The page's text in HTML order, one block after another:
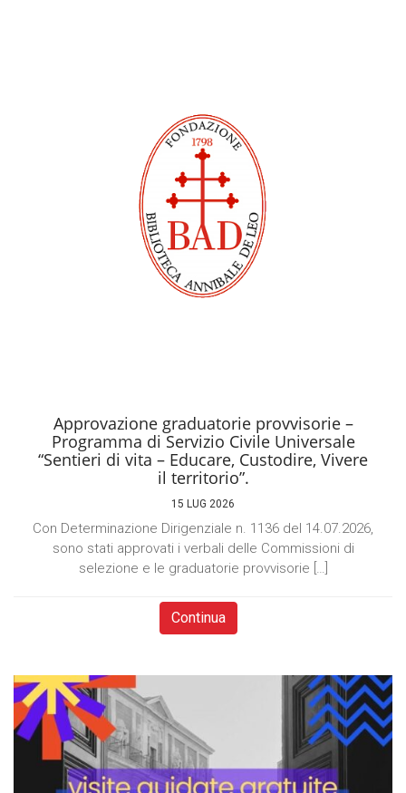
Approvazione graduatorie provvisorie –
Programma di Servizio Civile Universale
“Sentieri di vita – Educare, Custodire, Vivere
il territorio”.
15 LUG 2026
Con Determinazione Dirigenziale n. 1136 del 14.07.2026,
sono stati approvati i verbali delle Commissioni di
selezione e le graduatorie provvisorie […]
Continua